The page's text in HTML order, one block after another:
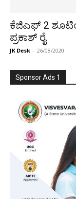
ಕೆಜಿಎಫ್ 2
ಪ್ರಕಾಶ್ ರೈ
JK Desk - 26/08/2020
Sponsor Ads 1